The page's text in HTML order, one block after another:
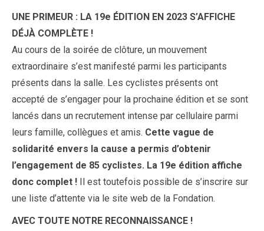
UNE PRIMEUR : LA 19e ÉDITION EN 2023 S’AFFICHE
DÉJÀ COMPLÈTE !
Au cours de la soirée de clôture, un mouvement
extraordinaire s’est manifesté parmi les participants
présents dans la salle. Les cyclistes présents ont
accepté de s’engager pour la prochaine édition et se sont
lancés dans un recrutement intense par cellulaire parmi
leurs famille, collègues et amis. Cette vague de
solidarité envers la cause a permis d’obtenir
l’engagement de 85 cyclistes. La 19e édition affiche
donc complet ! Il est toutefois possible de s’inscrire sur
une liste d’attente via le site web de la Fondation.
AVEC TOUTE NOTRE RECONNAISSANCE !